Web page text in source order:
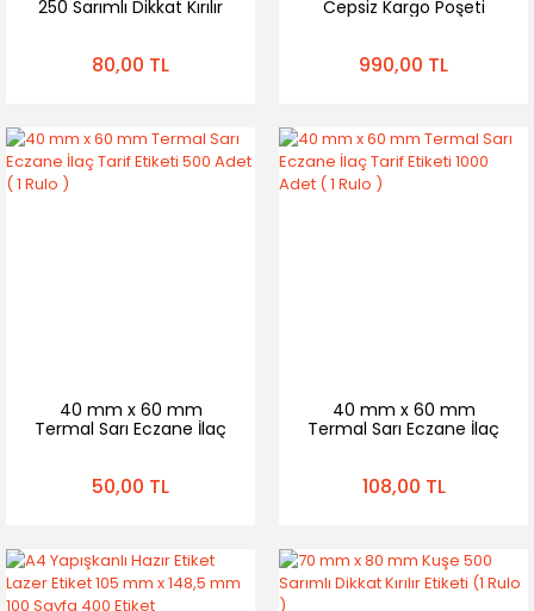
250 Sarımlı Dikkat Kırılır
80,00 TL
Cepsiz Kargo Poşeti
990,00 TL
40 mm x 60 mm
Termal Sarı Eczane İlaç
50,00 TL
40 mm x 60 mm
Termal Sarı Eczane İlaç
108,00 TL